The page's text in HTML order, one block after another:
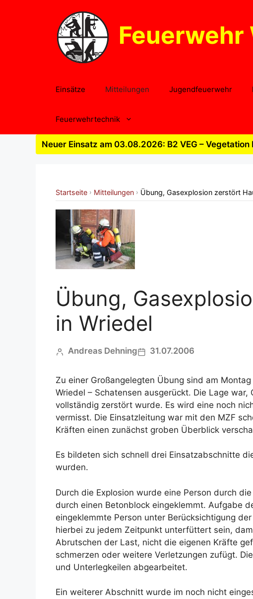
Einsätze Mitteilungen Jugendfeuerwehr
Feuerwehrtechnik
Neuer Einsatz am 03.08.2026: B2 VEG –
Startseite › Mitteilungen › Übung, Gasexplosion zerstört
Übung,
in Wriedel
Andreas Dehning 31.07.2006
Zu einer Großangelegten Übung sind am
Wriedel – Schatensen ausgerückt. Die Lage
vollständig zerstört wurde. Es wird eine noch
vermisst. Die Einsatzleitung war mit den MZF
Kräften einen zunächst groben Überblick
Es bildeten sich schnell drei Einsatzabschnitte
wurden.
Durch die Explosion wurde eine Person durch
durch einen Betonblock eingeklemmt. Aufgabe
eingeklemmte Person unter Berücksichtigung
hierbei zu jedem Zeitpunkt unterfüttert sein,
Abrutschen der Last, nicht die eigenen Kräfte
schmerzen oder weitere Verletzungen zufügt.
und Unterlegkeilen abgearbeitet.
Ein weiterer Abschnitt wurde im noch nicht